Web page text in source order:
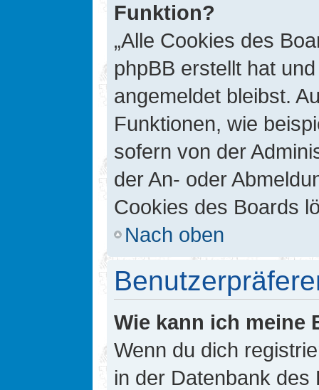
Funktion?
„Alle Cookies des
phpBB erstellt hat
angemeldet bleibst.
Funktionen, wie
sofern von der
der An- oder
Cookies des Boards
Nach oben
Wie kann ich meine
Wenn du dich
in der Datenbank